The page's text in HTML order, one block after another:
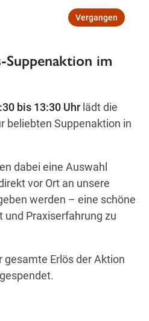
09:00—18:00
Vergangen
im
bis 13:30 Uhr lädt die
beliebten Suppenaktion in
dabei eine Auswahl
vor Ort an unsere
werden – eine schöne
und Praxiserfahrung zu
gesamte Erlös der Aktion
gespendet.